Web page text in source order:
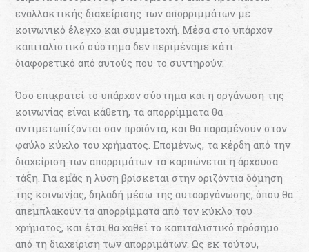
εναλλακτικής διαχείρισης των απορριμμάτων με
κοινωνικό έλεγχο και συμμετοχή. Μέσα στο υπάρχον
καπιταλιστικό σύστημα δεν περιμέναμε κάτι
διαφορετικό από αυτούς που το συντηρούν.
Όσο επικρατεί το υπάρχον σύστημα και η οργάνωση της
κοινωνίας είναι κάθετη, τα απορρίμματα θα
αντιμετωπίζονται σαν προϊόντα, και θα παραμένουν στον
φαύλο κύκλο του χρήματος. Επομένως, τα κέρδη από την
διαχείριση των απορριμάτων τα καρπώνεται η άρχουσα
τάξη. Για εμάς η λύση βρίσκεται στην οριζόντια δόμηση
της κοινωνίας, δηλαδή μέσω της αυτοοργάνωσης, όπου θα
απεμπλακούν τα απορρίμματα από τον κύκλο του
χρήματος, και έτσι θα χαθεί το καπιταλιστικό πρόσημο
από τη διαχείριση των απορριμάτων. Ως εκ τούτου,